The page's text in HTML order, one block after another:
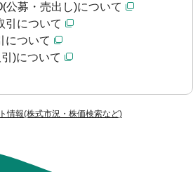
情報(株式市況・株価検索など)
公募・売出し)について
引について
について
)について